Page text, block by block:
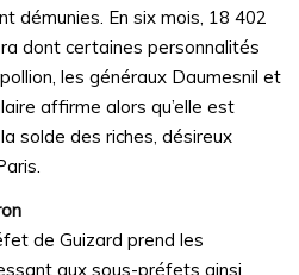
démunies. En six mois, 18 402
dont certaines personnalités
les généraux Daumesnil et
affirme alors qu’elle est
solde des riches, désireux
de Guizard prend les
aux sous-préfets ainsi